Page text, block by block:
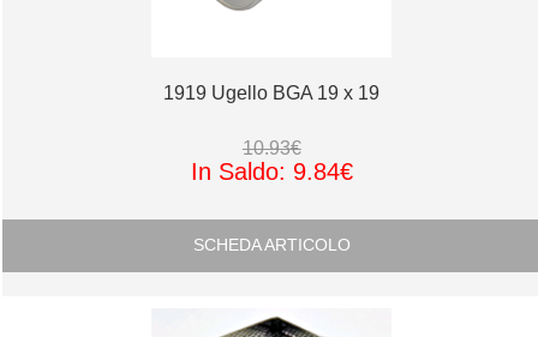
1919 Ugello BGA 19 x 19
10.93€
In Saldo: 9.84€
SCHEDA ARTICOLO